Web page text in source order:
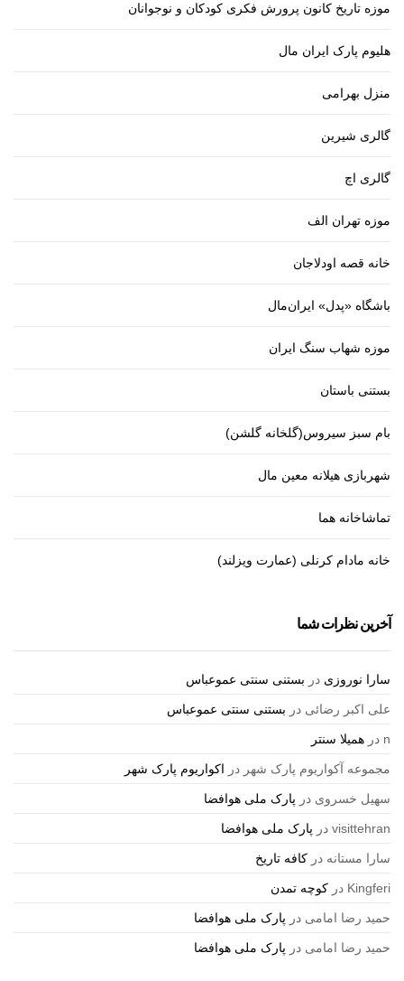
موزه تاریخ کانون پرورش فکری کودکان و نوجوانان
هلیوم پارک ایران مال
منزل بهرامی
گالری شیرین
گالری اچ
موزه تهران الف
خانه قصه اودلاجان
باشگاه «پدل» ایران‌مال
موزه شهاب سنگ ایران
بستنی باستان
بام سبز سیروس(گلخانه گلشن)
شهربازی هیلانه معین مال
تماشاخانه هما
خانه مادام کرنلی (عمارت ویزلند)
آخرین نظرات شما
سارا نوروزی در بستنی سنتی عموعباس
علی اکبر رضائی در بستنی سنتی عموعباس
n در همیلا سنتر
مجموعه آکواریوم پارک شهر در اکواریوم پارک شهر
سهیل خسروی در پارک ملی هوافضا
visittehran در پارک ملی هوافضا
سارا مستانه در کافه تاریخ
Kingferi در کوچه تمدن
حمید رضا امامی در پارک ملی هوافضا
حمید رضا امامی در پارک ملی هوافضا